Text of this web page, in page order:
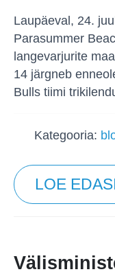
Laupäeval, 24.
Parasummer
langevarjurite
14 järgneb
Bulls tiimi
Kategooria:
LOE